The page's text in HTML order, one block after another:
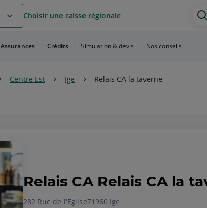
Choisir une caisse régionale
Assurances Crédits Simulation & devis Nos conseils
Centre Est Ige Relais CA la taverne
Relais CA Relais CA la
282 Rue de l'Eglise71960 Ige